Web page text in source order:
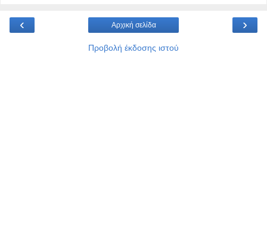
‹ ›
Αρχική σελίδα
Προβολή έκδοσης ιστού